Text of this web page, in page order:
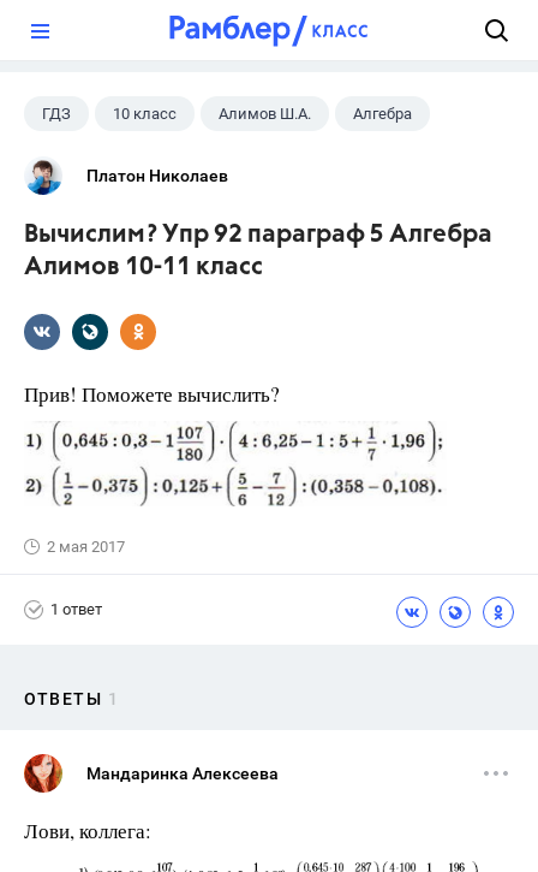
ГДЗ 10 класс Алимов Ш.А. Алгебра
Платон Николаев
Вычислим? Упр 92 параграф 5 Алгебра
Алимов 10-11 класс
Прив! Поможете вычислить?
2 мая 2017
1 ответ
ОТВЕТЫ 1
Мандаринка Алексеева
Лови, коллега: